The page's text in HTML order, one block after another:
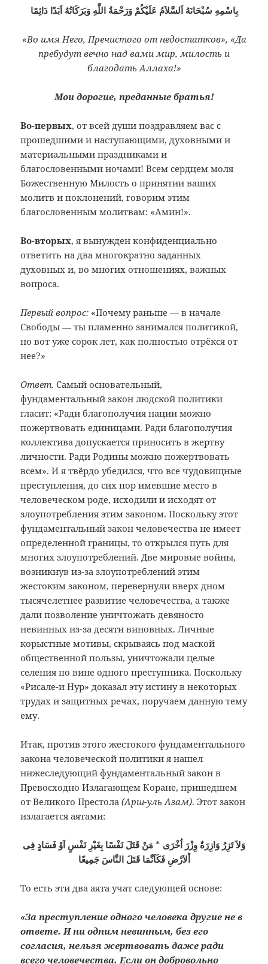
بِاسْمِهِ سُبْحَانَهُ اَلسَّلاَمُ عَلَيْكُمْ وَرَحْمَةُ اللَّهِ وَبَرَكَاتُهُ اَبَدًا دَائِمًا
«Во имя Него, Пречистого от недостатков», «Да
пребудут вечно над вами мир, милость и
благодать Аллаха!»
Мои дорогие, преданные братья!
Во-первых, от всей души поздравляем вас с
прошедшими и наступающими, духовными и
материальными праздниками и
благословенными ночами! Всем сердцем моля
Божественную Милость о принятии ваших
молитв и поклонений, говорим этим
благословенным молитвам: «Амин!».
Во-вторых, я вынужден конфиденциально
ответить на два многократно заданных
духовных и, во многих отношениях, важных
вопроса.
Первый вопрос: «Почему раньше — в начале
Свободы — ты пламенно занимался политикой,
но вот уже сорок лет, как полностью отрёкся от
нее?»
Ответ. Самый основательный,
фундаментальный закон людской политики
гласит: «Ради благополучия нации можно
пожертвовать единицами. Ради благополучия
коллектива допускается приносить в жертву
личности. Ради Родины можно пожертвовать
всем». И я твёрдо убедился, что все чудовищные
преступления, до сих пор имевшие место в
человеческом роде, исходили и исходят от
злоупотребления этим законом. Поскольку этот
фундаментальный закон человечества не имеет
определенной границы, то открылся путь для
многих злоупотреблений. Две мировые войны,
возникнув из-за злоупотреблений этим
жестоким законом, перевернули вверх дном
тысячелетнее развитие человечества, а также
дали позволение уничтожать девяносто
невинных из-за десяти виновных. Личные
корыстные мотивы, скрываясь под маской
общественной пользы, уничтожали целые
селения по вине одного преступника. Поскольку
«Рисале-и Нур» доказал эту истину в некоторых
трудах и защитных речах, поручаем данную тему
ему.
Итак, против этого жестокого фундаментального
закона человеческой политики я нашел
нижеследующий фундаментальный закон в
Превосходно Излагающем Коране, пришедшем
от Великого Престола(Арш-уль Азам). Этот закон
излагается аятами:
وَلاَ تَزِرُ وَازِرَةٌ وِزْرَ اُخْرَى * مَنْ قَتَلَ نَفْسًا بِغَيْرِ نَفْسٍ اَوْ فَسَادٍ فِى
اْلاَرْضِ فَكَاَنَّمَا قَتَلَ النَّاسَ جَمِيعًا
То есть эти два аята учат следующей основе:
«За преступление одного человека другие не в
ответе. И ни одним невинным, без его
согласия, нельзя жертвовать даже ради
всего человечества. Если он добровольно